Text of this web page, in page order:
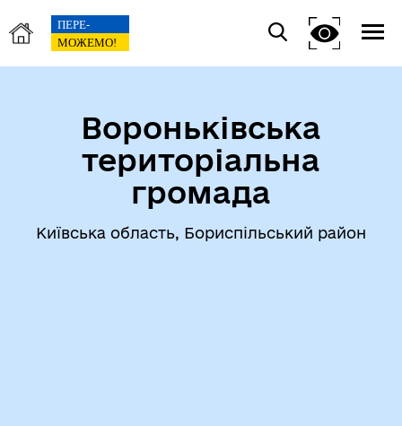
Вороньківська
територіальна
громада
Київська область, Бориспільський район